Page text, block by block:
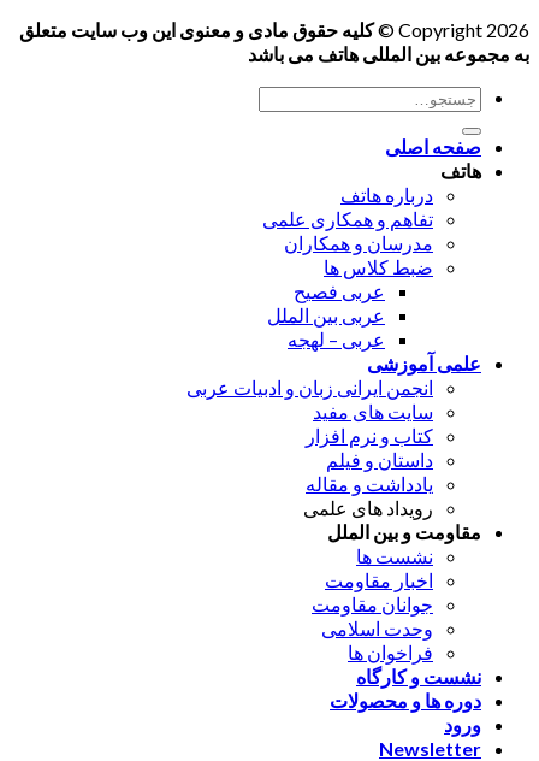
Copyright 2026 ©
کلیه حقوق مادی و معنوی این وب سایت متعلق
به مجموعه بین المللی هاتف می باشد
جستجو
برای:
صفحه اصلی
هاتف
درباره هاتف
تفاهم و همکاری علمی
مدرسان و همکاران
ضبط کلاس ها
عربی فصیح
عربی بین الملل
عربی – لهجه
علمی آموزشی
انجمن ایرانی زبان و ادبیات عربی
سایت های مفید
کتاب و نرم افزار
داستان و فیلم
یادداشت و مقاله
رویداد های علمی
مقاومت و بین الملل
نشست ها
اخبار مقاومت
جوانان مقاومت
وحدت اسلامی
فراخوان ها
نشست و کارگاه
دوره ها و محصولات
ورود
Newsletter